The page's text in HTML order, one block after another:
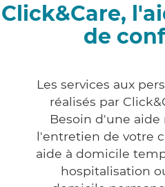
Click&Care,
de
Les services aux
réalisés par
Besoin d'une
l'entretien de votre
aide à domicile
hospitalisation